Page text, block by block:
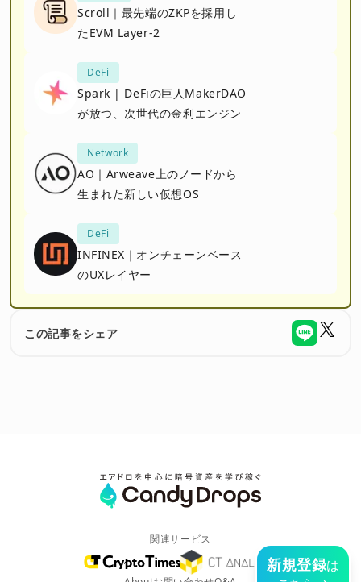
Scroll｜最先端のZKPを採用し
たEVM Layer-2
DeFi
Spark | DeFiの巨人MakerDAO
が放つ、次世代の金利エンジン
Network
AO｜Arweave上のノードから
生まれた新しい仮想OS
DeFi
INFINEX｜オンチェーンベース
のUXレイヤー
この記事をシェア
新規登録は
関連サービス